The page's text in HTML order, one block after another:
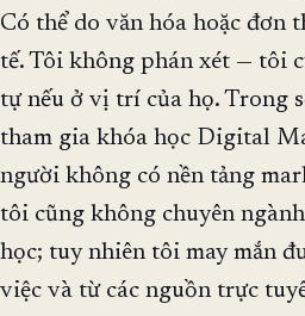
Có thể do văn hóa hoặc đơn
tế. Tôi không phán xét — tôi
tự nếu ở vị trí của họ. Trong
tham gia khóa học Digital
người không có nền tảng
tôi cũng không chuyên
học; tuy nhiên tôi may mắn
việc và từ các nguồn trực